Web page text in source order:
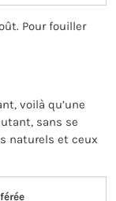
Pour fouiller
voilà qu’une
sans se
naturels et ceux